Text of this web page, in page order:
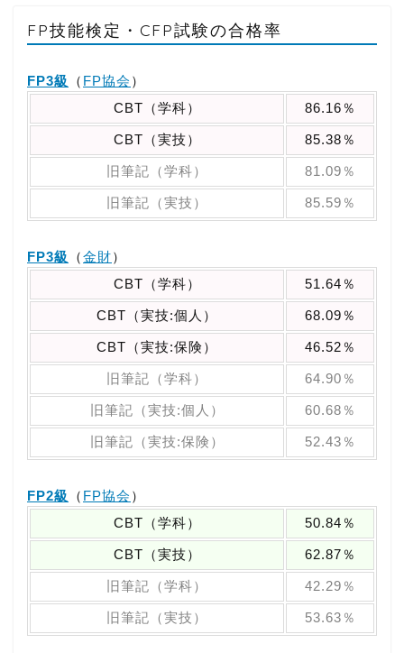
FP技能検定・CFP試験の合格率
FP3級 （ FP協会 ）
CBT（学科）
86.16％
CBT（実技） 85.38％
旧筆記（学科） 81.09％
旧筆記（実技） 85.59％
FP3級 （金財）
CBT（学科）
51.64％
CBT（実技:個人） 68.09％
CBT（実技:保険） 46.52％
旧筆記（学科） 64.90％
旧筆記（実技:個人） 60.68％
旧筆記（実技:保険） 52.43％
FP2級 （ FP協会 ）
CBT（学科）
50.84％
CBT（実技） 62.87％
旧筆記（学科） 42.29％
旧筆記（実技） 53.63％